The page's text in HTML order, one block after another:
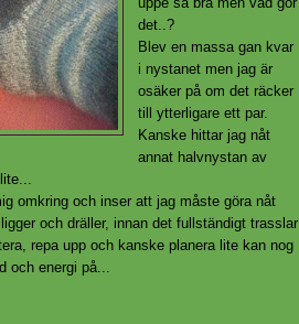
det..?
Blev en massa gan kvar
i nystanet men jag är
osäker på om det räcker
till ytterligare ett par.
Kanske hittar jag nåt
annat halvnystan av
omkring och inser att jag måste göra nåt
och dräller, innan det fullständigt trasslar
repa upp och kanske planera lite kan nog
och energi på...